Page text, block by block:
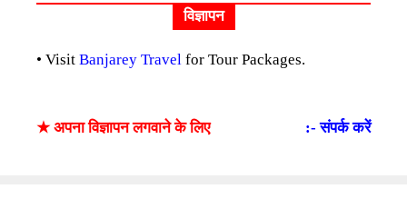
विज्ञापन
• Visit Banjarey Travel for Tour Packages.
★ अपना विज्ञापन लगवाने के लिए :- संपर्क करें